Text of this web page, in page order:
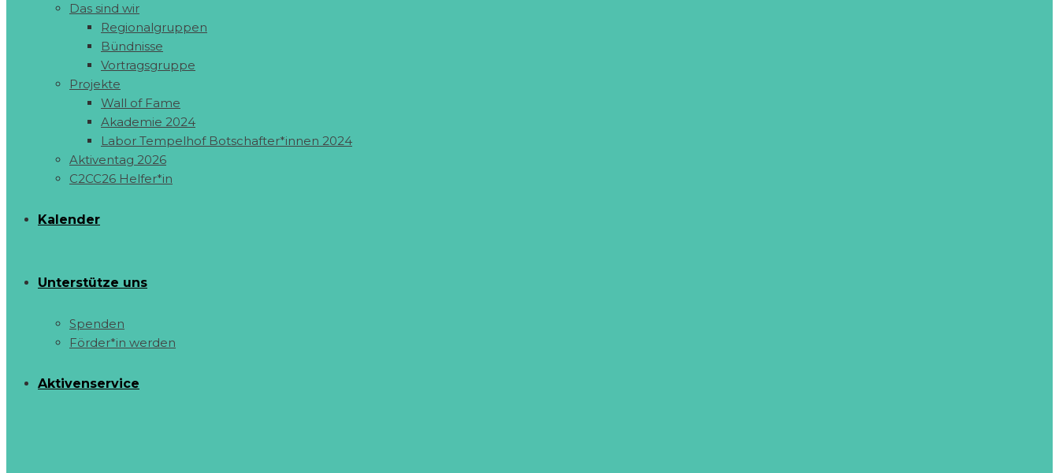
Das sind wir
Regionalgruppen
Bündnisse
Vortragsgruppe
Projekte
Wall of Fame
Akademie 2024
Labor Tempelhof Botschafter*innen 2024
Aktiventag 2026
C2CC26 Helfer*in
Kalender
Unterstütze uns
Spenden
Förder*in werden
Aktivenservice